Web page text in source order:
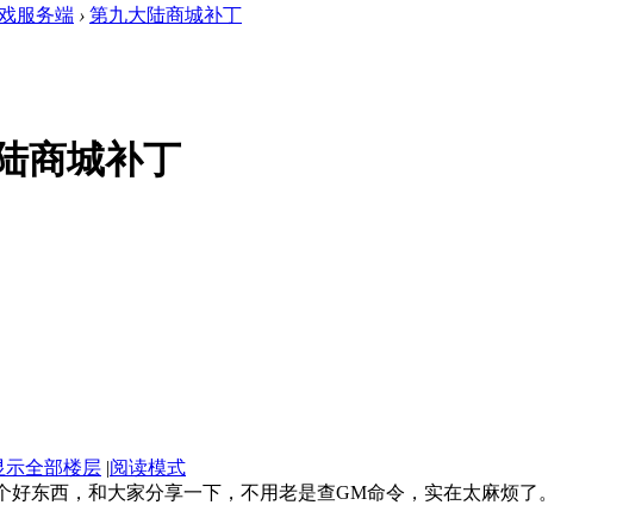
服务端 › 第九大陆商城补丁
商城补丁
示全部楼层 |阅读模式
好东西，和大家分享一下，不用老是查GM命令，实在太麻烦了。